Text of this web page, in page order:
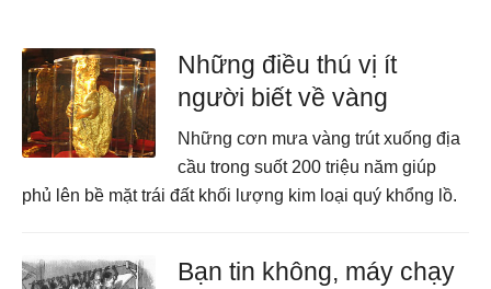
Những điều thú vị ít
người biết về vàng
Những cơn mưa vàng trút xuống địa
cầu trong suốt 200 triệu năm giúp
phủ lên bề mặt trái đất khối lượng kim loại quý khổng lồ.
Bạn tin không, máy chạy